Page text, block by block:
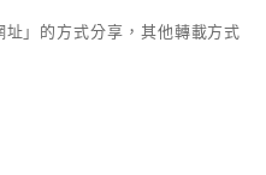
」的方式分享，其他轉載方式